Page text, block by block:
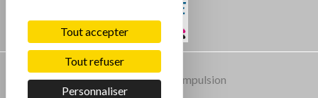
Conception et réalisation :Agence Impulsion
Tout accepter
Tout refuser
Personnaliser